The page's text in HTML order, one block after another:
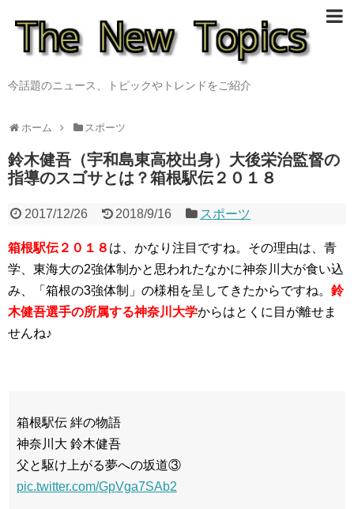
今話題のニュース、トピックやトレンドをご紹介
ホーム スポーツ
鈴木健吾（宇和島東高校出身）大後栄治監督の
指導のスゴサとは？箱根駅伝２０１８
2017/12/26 2018/9/16 スポーツ
箱根駅伝２０１８ は、かなり注目ですね。その理由は、青
学、東海大の2強体制かと思われたなかに神奈川大が食い込
み、「箱根の3強体制」の様相を呈してきたからですね。 鈴
木健吾選手の所属する神奈川大学からはとくに目が離せま
せんね♪
箱根駅伝 絆の物語
神奈川大 鈴木健吾
父と駆け上がる夢への坂道③
pic.twitter.com/GpVga7SAb2